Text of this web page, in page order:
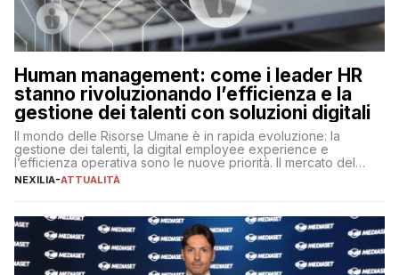
Human management: come i leader HR
stanno rivoluzionando l’efficienza e la
gestione dei talenti con soluzioni digitali
Il mondo delle Risorse Umane è in rapida evoluzione: la
gestione dei talenti, la digital employee experience e
l’efficienza operativa sono le nuove priorità. Il mercato del
lavoro, d’altra parte, è sempre più competitivo con una lotta
NEXILIA-ATTUALITÀ